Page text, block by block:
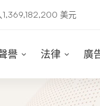
1,369,182,200 美元
譽 法律 廣